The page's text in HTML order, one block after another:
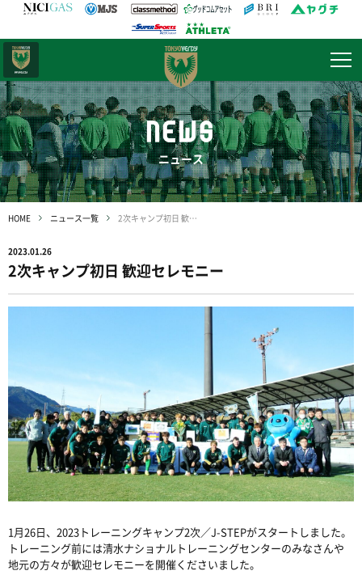
NEWS
ニュース
HOME ニュース一覧 2次キャンプ初日 歓迎セレモニー
2023.01.26
2次キャンプ初日 歓迎セレモニー
1月26日、2023トレーニングキャンプ2次／J-STEPがスタートしました。
トレーニング前には清水ナショナルトレーニングセンターのみなさんや
地元の方々が歓迎セレモニーを開催くださいました。